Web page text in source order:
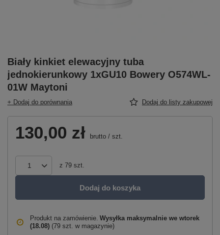
Biały kinkiet elewacyjny tuba
jednokierunkowy 1xGU10 Bowery O574WL-
01W Maytoni
+ Dodaj do porównania Dodaj do listy zakupowej
130,00 zł brutto / szt.
z 79 szt.
Dodaj do koszyka
Produkt na zamówienie Wysyłka maksymalnie we wtorek
(18.08) (79 szt. w magazynie)